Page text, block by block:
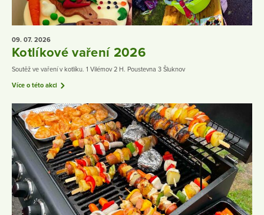
09. 07. 2026
Kotlíkové vaření 2026
Soutěž ve vaření v kotlíku. 1 Vilémov 2 H. Poustevna 3 Šluknov
Více o této akci